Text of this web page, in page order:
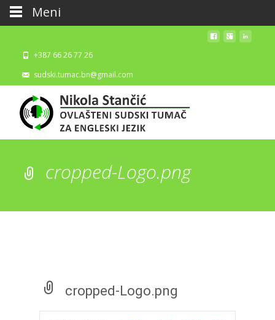
+387 66 26 77 26
sudski.tumac.bn@gmail.com
cropped-Logo.png
cropped-Logo.png
Meni